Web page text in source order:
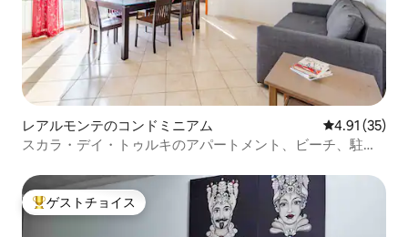
レアルモンテのコンドミニアム レビュー35
4.91 (35)
スカラ・デイ・トゥルキのアパートメント、ビーチ、駐車
大好評のゲストチョイスです。
ゲストチョイス